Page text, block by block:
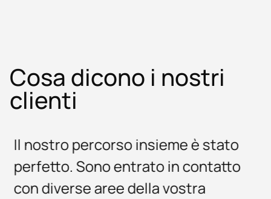
Cosa dicono i nostri
clienti
È stato un piacere lavorare con il
vostro team. Ho trovato
competenza tecnica anche nel